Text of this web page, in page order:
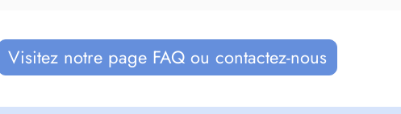
Visitez notre page FAQ ou contactez-nous